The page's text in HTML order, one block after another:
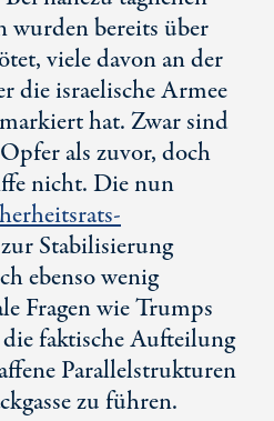
wurden bereits über
viele davon an der
die israelische Armee
hat. Zwar sind
als zuvor, doch
nicht. Die nun
-
Stabilisierung
ebenso wenig
Fragen wie Trumps
faktische Aufteilung
Parallelstrukturen
zu führen.